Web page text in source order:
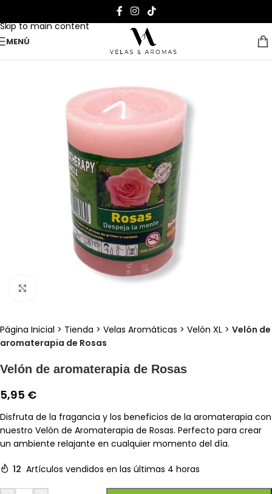
Skip to main content
MENÚ
Página Inicial > Tienda > Velas Aromáticas > Velón XL > Velón de
aromaterapia de Rosas
Velón de aromaterapia de Rosas
5,95 €
Disfruta de la fragancia y los beneficios de la aromaterapia con
nuestro Velón de Aromaterapia de Rosas. Perfecto para crear
un ambiente relajante en cualquier momento del día.
12 Artículos vendidos en las últimas 4 horas